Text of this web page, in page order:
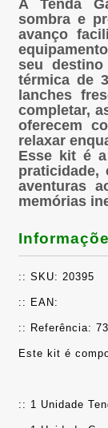
A Tenda
sombra e
avanço
seu
térmica de
lanches
completar,
oferecem
relaxar
Esse kit é
praticidade,
aventuras
memórias
:: SKU: 20395
:: EAN:
:: Referência:
Este kit é
:: 1 Unidade